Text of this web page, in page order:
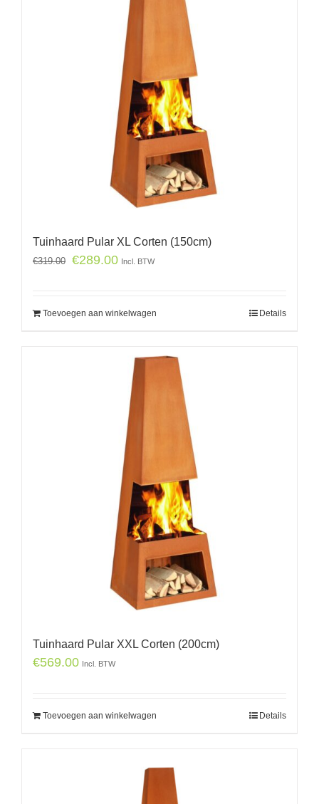
Tuinhaard Pular XL Corten (150cm)
€319.00 €289.00 Incl. BTW
Toevoegen aan winkelwagen Details
Tuinhaard Pular XXL Corten (200cm)
€569.00 Incl. BTW
Toevoegen aan winkelwagen Details